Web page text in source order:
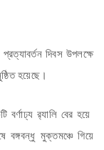
দিবস উপলক্ষে
হয়েছে।
বর্ণাঢ্য র‌্যালি বের হয়ে
বঙ্গবন্ধু মুক্তমঞ্চে গিয়ে